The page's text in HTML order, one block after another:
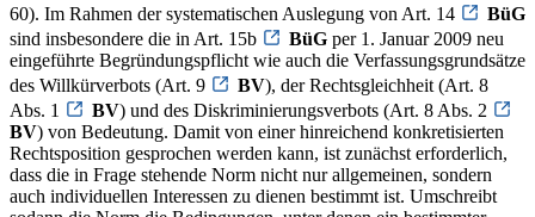
60). Im Rahmen der systematischen Auslegung von Art. 14
BüG
sind insbesondere die in Art. 15b
BüG per 1. Januar 2009 neu
eingeführte Begründungspflicht wie auch die Verfassungsgrundsätze
des Willkürverbots (Art. 9
BV), der Rechtsgleichheit (Art. 8
Abs. 1
BV) und des Diskriminierungsverbots (Art. 8 Abs. 2
BV) von Bedeutung. Damit von einer hinreichend konkretisierten
Rechtsposition gesprochen werden kann, ist zunächst erforderlich,
dass die in Frage stehende Norm nicht nur allgemeinen, sondern
auch individuellen Interessen zu dienen bestimmt ist. Umschreibt